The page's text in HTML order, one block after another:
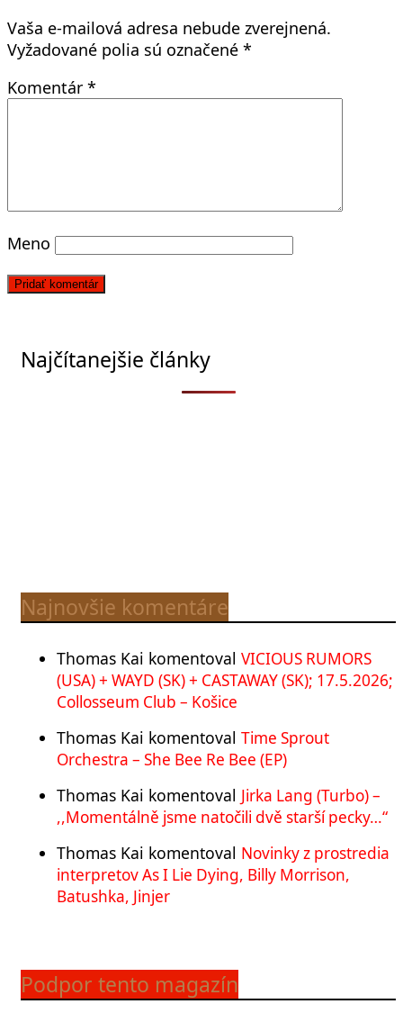
Vaša e-mailová adresa nebude zverejnená.
Vyžadované polia sú označené *
Komentár *
Meno
Najčítanejšie články
Najnovšie komentáre
Thomas Kai komentoval VICIOUS RUMORS
(USA) + WAYD (SK) + CASTAWAY (SK); 17.5.2026;
Collosseum Club – Košice
Thomas Kai komentoval Time Sprout
Orchestra – She Bee Re Bee (EP)
Thomas Kai komentoval Jirka Lang (Turbo) –
,,Momentálně jsme natočili dvě starší pecky…“
Thomas Kai komentoval Novinky z prostredia
interpretov As I Lie Dying, Billy Morrison,
Batushka, Jinjer
Podpor tento magazín